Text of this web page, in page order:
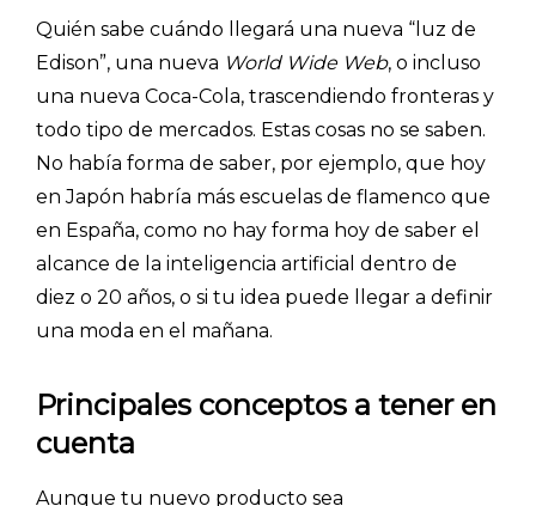
Quién sabe cuándo llegará una nueva “luz de
Edison”, una nueva World Wide Web, o incluso
una nueva Coca-Cola, trascendiendo fronteras y
todo tipo de mercados. Estas cosas no se saben.
No había forma de saber, por ejemplo, que hoy
en Japón habría más escuelas de flamenco que
en España, como no hay forma hoy de saber el
alcance de la inteligencia artificial dentro de
diez o 20 años, o si tu idea puede llegar a definir
una moda en el mañana.
Principales conceptos a tener en
cuenta
Aunque tu nuevo producto sea